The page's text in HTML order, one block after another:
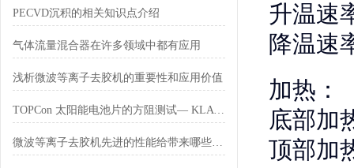
PECVD沉积的相关知识点介绍
气体流量混合器在许多领域中都有应用
浅析微波等离子去胶机的重要性和应用价值
TOPCon 太阳能电池片的方阻测试— KLA R54 系列
微波等离子去胶机先进的性能给带来哪些好处
升温速
降温速
加热：
底部加
顶部加